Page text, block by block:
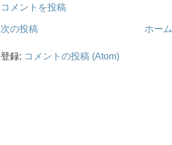
コメントを投稿
次の投稿 ホーム
登録: コメントの投稿 (Atom)